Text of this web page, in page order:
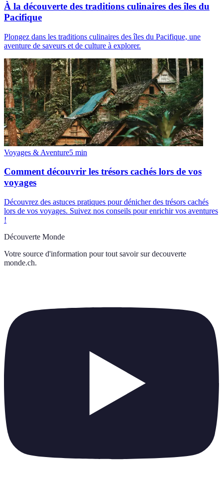
À la découverte des traditions culinaires des îles du
Pacifique
Plongez dans les traditions culinaires des îles du Pacifique, une
aventure de saveurs et de culture à explorer.
Voyages & Aventure5 min
Comment découvrir les trésors cachés lors de vos
voyages
Découvrez des astuces pratiques pour dénicher des trésors cachés
lors de vos voyages. Suivez nos conseils pour enrichir vos aventures
!
Découverte Monde
Votre source d'information pour tout savoir sur decouverte
monde.ch.